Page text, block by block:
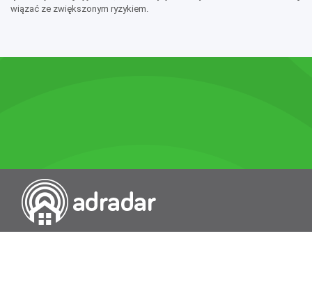
wiązać ze zwiększonym ryzykiem.